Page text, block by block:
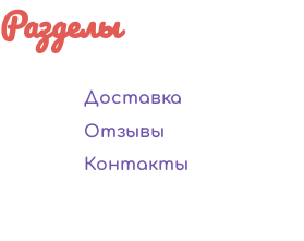
Разделы
Доставка
Отзывы
Контакты